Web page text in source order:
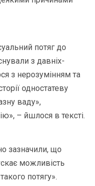
потяг до
з давніх-
з нерозумінням та
одностатеву
ваду»,
– йшлося в тексті.
зазначили, що
можливість
потягу».